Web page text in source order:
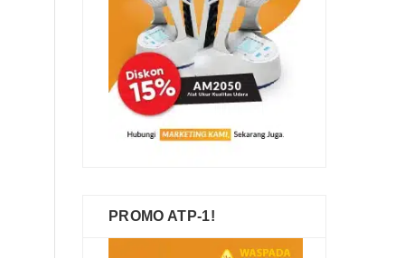
PROMO ATP-1!